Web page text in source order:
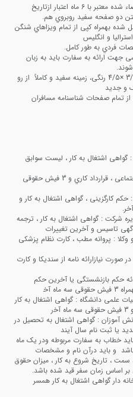
ﺑﺎ 6 ﻣﺎه اﻋﺘﺒﺎر ازﺗﺎرﯾﺦ
دو ﺻﻔﺤﻪ ﺳﻔﯿﺪ روﺑﺮوي ﻫﻢ.
ﺷﺪه ﺑﻬﻤﺮاه ﮐﭙﯽ از ﺗﻤﺎم وﯾﺰاﻫﺎي ﺷﻨﮕﻦ
اﺳﺘﺮاﻟﯿﺎ و اﻧﮕﻠﯿﺲ
ﻓﺮدي ﺑﻪ ﻃﻮر ﮐﺎﻣﻞ.
ﺟﻬﺖ اراﺋﻪ ﺑﻪ ﺳﻔﺎرت ﺑﺎﯾﺪ ﺑﻪ زﺑﺎن
2 ﻗﻄﻌﻪ ﻋﮑﺲ 3/5 ×4/5 رﻧﮕﯽ، زﻣﯿﻨﻪ ﺳﻔﯿﺪ و ﮐﺎﻣﻼً از رو
و ﺟﺪﯾﺪ
ﺗﻤﺎم ﺻﻔﺤﺎت ﺷﻨﺎﺳﻨﺎﻣﻪ ﻣﺴﺎﻓﺮان
اﺷﺘﻐﺎل ﺑﻪ ﮐﺎر ، ﻟﯿﺴﺖ ﺳﻮاﺑﻖ
ﺳﺎزﻣﺎن تامین اﺟﺘﻤﺎﻋﯽ ، ﻗﺮارداد ﮐﺎري و 3 ﻓﯿﺶ ﺣﻘﻮﻗﯽ
ﺣﮑﻢ ﮐﺎرﮔﺰﯾﻨﯽ ، ﮔﻮاﻫﯽ اﺷﺘﻐﺎل ﺑﻪ ﮐﺎر و
ﺷﺮﮐﺖ : ﮔﻮاﻫﯽ اﺷﺘﻐﺎل ﺑﻪ ﮐﺎر ، ﺗﺮﺟﻤﻪ
ﺗﺎﺳﯿﺲ و آﺧﺮﯾﻦ ﺗﻐﯿﯿﺮات
وﮐﻼ : ﭘﺮواﻧﻪ ﻣﻄﺐ ، ﮐﺎرت ﻧﻈﺎم ﭘﺰﺷﮑﯽ
ﺻﻮرت ﻧﯿﺎزارائه نامه از سندیکا و کارت
ﺣﮑﻢ ﺑﺎزﻧﺸﺴﺘﮕﯽ ﯾﺎ آﺧﺮﯾﻦ ﺣﮑﻢ
ﻣﺎه آﺧ
ﻋﻠﻤﯽ داﻧﺸﮕﺎه : ﮔﻮاﻫﯽ اﺷﺘﻐﺎل ﺑﻪ ﮐﺎر
آﻣﻮزان : ﮔﻮاﻫﯽ اﺷﺘﻐﺎل ﺑﻪ ﺗﺤﺼﯿﻞ در
ﯾﺎ ﺛﺒﺖ ﻧﺎم ﺳﺎل آﯾﻨﺪ
ﺧﻄﺎب ﺑﻪ ﺳﻔﺎرت ﻣﺮﺑﻮﻃﻪ ودر ﯾﮏ ﻣﺎه
و ﺑﺎﯾﺪ درآن ﻧﺎم و ﻣﺸﺨﺼﺎت
ﺳﻤﺖ ، ﺗﺎرﯾﺦ ﺷﺮوع ﺑﻪ ﮐﺎر ، ﻣﯿﺰان ﺣﻘﻮق
اﺳﺎس زﻣﺎن ﺳﻔﺮ ﻗﯿﺪ ﺷﺪه ﺑﺎﺷﺪ.
دار ﮔﻮاﻫﯽ اﺷﺘﻐﺎل ﺑﻪ ﮐﺎر ﻫﻤﺴﺮ